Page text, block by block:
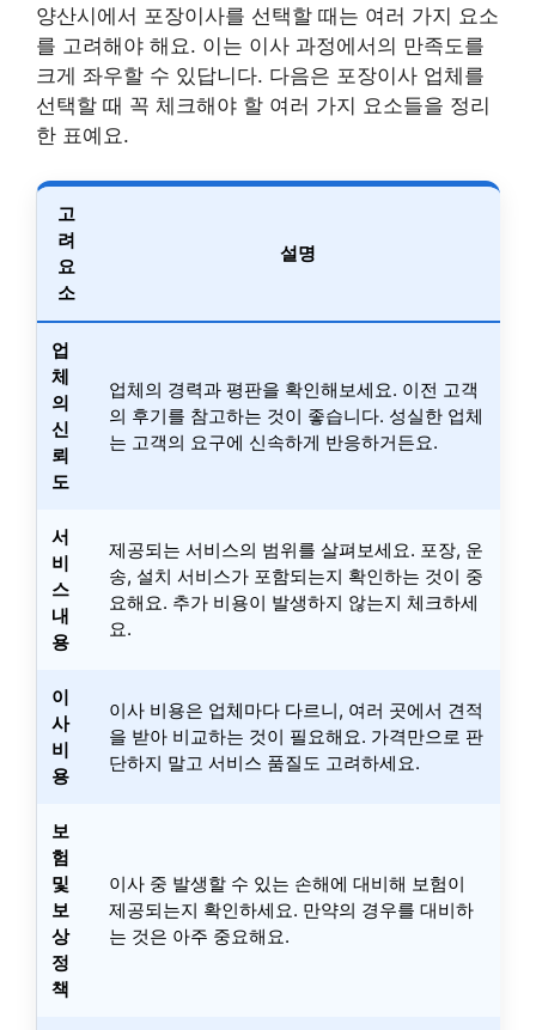
양산시에서 포장이사를 선택할 때는 여러 가지 요소
를 고려해야 해요. 이는 이사 과정에서의 만족도를
크게 좌우할 수 있답니다. 다음은 포장이사 업체를
선택할 때 꼭 체크해야 할 여러 가지 요소들을 정리
한 표예요.
고
려
요
소
설명
업
체
의
신
뢰
도
업체의 경력과 평판을 확인해보세요. 이전 고객
의 후기를 참고하는 것이 좋습니다. 성실한 업체
는 고객의 요구에 신속하게 반응하거든요.
서
비
스
내
용
제공되는 서비스의 범위를 살펴보세요. 포장, 운
송, 설치 서비스가 포함되는지 확인하는 것이 중
요해요. 추가 비용이 발생하지 않는지 체크하세
요.
이
사
비
용
이사 비용은 업체마다 다르니, 여러 곳에서 견적
을 받아 비교하는 것이 필요해요. 가격만으로 판
단하지 말고 서비스 품질도 고려하세요.
보
험
및
보
상
정
책
이사 중 발생할 수 있는 손해에 대비해 보험이
제공되는지 확인하세요. 만약의 경우를 대비하
는 것은 아주 중요해요.